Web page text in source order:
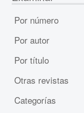
Por número
Por autor
Por título
Otras revistas
Categorías